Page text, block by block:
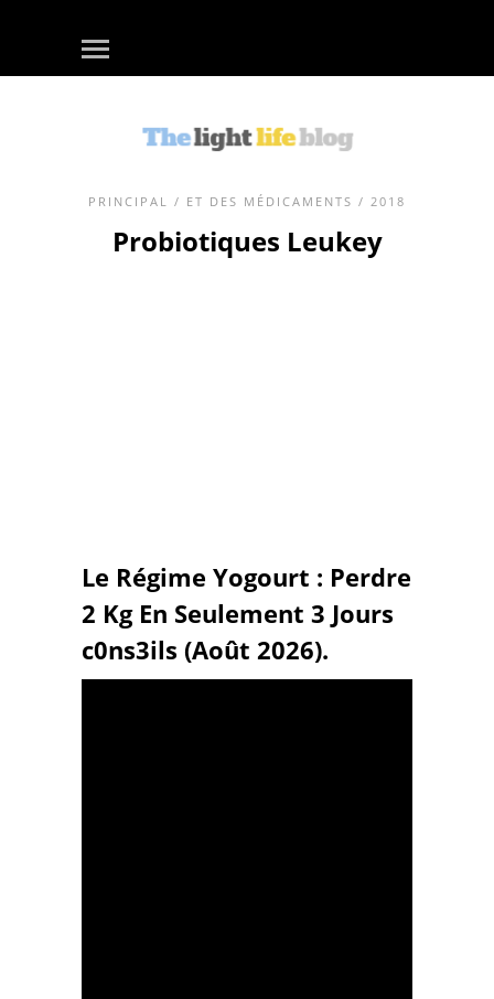
PRINCIPAL / ET DES MÉDICAMENTS / 2018
Probiotiques Leukey
Le Régime Yogourt : Perdre
2 Kg En Seulement 3 Jours
c0ns3ils (Août 2026).